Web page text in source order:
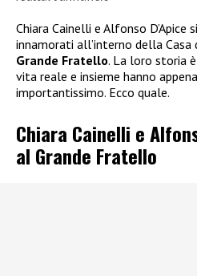
Chiara Cainelli e Alfonso D’Apice
innamorati all’interno della Casa
Grande Fratello. La loro storia
vita reale e insieme hanno
importantissimo. Ecco quale.
Chiara Cainelli e
al Grande Fratello